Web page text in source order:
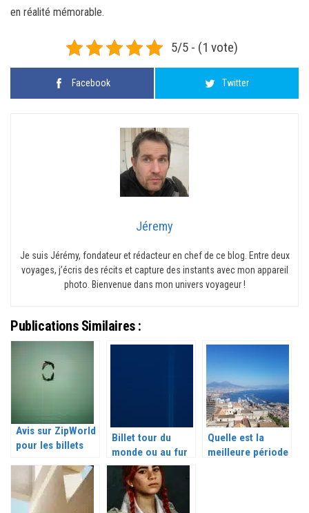
en réalité mémorable.
5/5 - (1 vote)
Facebook Twitter
Jéremy
Je suis Jérémy, fondateur et rédacteur en chef de ce blog. Entre deux
voyages, j’écris des récits et capture des instants avec mon appareil
photo. Bienvenue dans mon univers voyageur !
Publications Similaires :
Avis sur ZipWorld
pour les billets
Billet tour du
monde ou au fur
et à mesure :
Notre avis
Quelle est la
meilleure période